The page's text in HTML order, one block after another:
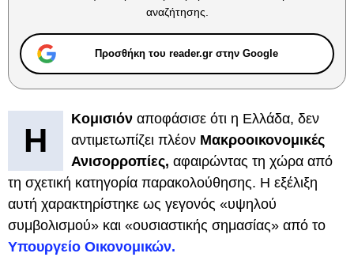
αναζήτησης.
Προσθήκη του reader.gr στην Google
Η
Κομισιόν αποφάσισε ότι η Ελλάδα, δεν
αντιμετωπίζει πλέον Μακροοικονομικές
Ανισορροπίες, αφαιρώντας τη χώρα από
τη σχετική κατηγορία παρακολούθησης. Η εξέλιξη
αυτή χαρακτηρίστηκε ως γεγονός «υψηλού
συμβολισμού» και «ουσιαστικής σημασίας» από το
Υπουργείο Οικονομικών.